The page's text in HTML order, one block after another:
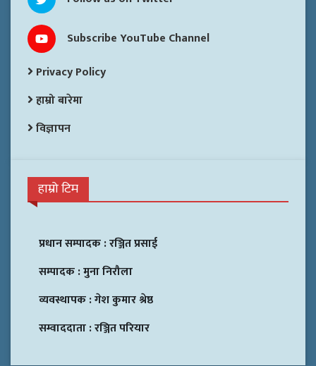
Subscribe YouTube Channel
Privacy Policy
हाम्रो बारेमा
विज्ञापन
हाम्रो टिम
प्रधान सम्पादक :रञ्जित प्रसाई
सम्पादक :मुना निरौला
व्यवस्थापक :गेश कुमार श्रेष्ठ
सम्वाददाता :रञ्जित परियार